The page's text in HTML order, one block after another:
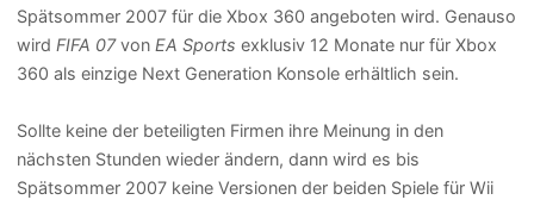
Spätsommer 2007 für die Xbox 360 angeboten wird. Genauso
wird FIFA 07von EA Sports exklusiv 12 Monate nur für Xbox
360 als einzige Next Generation Konsole erhältlich sein.
Sollte keine der beteiligten Firmen ihre Meinung in den
nächsten Stunden wieder ändern, dann wird es bis
Spätsommer 2007 keine Versionen der beiden Spiele für Wii